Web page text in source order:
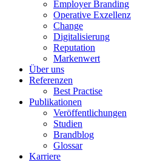
Employer Branding
Operative Exzellenz
Change
Digitalisierung
Reputation
Markenwert
Über uns
Referenzen
Best Practise
Publikationen
Veröffentlichungen
Studien
Brandblog
Glossar
Karriere